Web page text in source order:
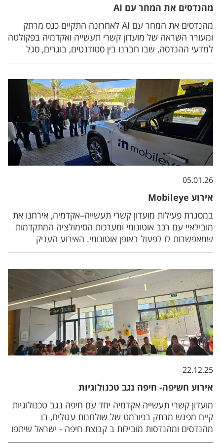
להנדסת חשמל ומחשבים באוניברסיטת בן־גוריון בנגב, על
שותפותם ותמיכתם בהפקת הכנס ובהפיכתו להצלחה.
מהנדסים את המחר עם AI
מהנדסים את המחר עם AI לאחרונה התקיים כנס מרתק
ומעורר השראה של מועדון קשרי תעשייה ואקדמיה בפקולטה
למדעי ההנדסה, שבו חברנו בין סטודנטים, בוגרים, סגל
אקדמי ונציגי תעשייה. נציגי החברות Intel, Elbit Systems
והטמעת מערכות בינה מלאכותית, ובסיום התקיים פאנל
מומחים מרתק בהנחיית ד"ר דן וילנצ'יק, שבו ניתנה הזדמנות
לשאול שאלות ולדון על העתיד של AI בהנדסה. התגובות היו
חיוביות מאוד – הסטודנטים למדו, השתתפו, שאלו שאלות
והראו עניין רב בתכנים ובפורמט. הצלחת הכנס מחזקת
אותנו ברצון להמשיך ולקדם יוזמות דומות, ולחבר בין
האקדמיה לתעשייה באופן משמעותי.
05.01.26
אירוע Mobileye
במסגרת פעילות מועדון קשרי תעשייה–אקדמיה, אירחנו את
מובילאיי עם רכב אוטונומי ומערכות הסימולציה המתקדמות
שמאפשרות לו לפעול באופן אוטונומי. האירוע העניק
לסטודנטים הזדמנות נדירה להתנסות מקרוב בטכנולוגיות
הסטודנטים קיבלו הצצה למערכות הסימולציה, שאלו שאלות
מעמיקות והשתתפו בדיונים מקצועיים על אתגרי ההנדסה
והחדשנות בתחום הרכב האוטונומי. האירוע חיזק את החיבור
בין האקדמיה לתעשייה, והדגיש את ההזדמנויות ללמוד באופן
ישיר מהחברות המובילות במשק. תודה רבה לצוות מובילאיי
על שיתוף הידע והחוויה המעשית, שהפכה את האירוע
לייחודי ומעורר השראה.
22.12.25
אירוע חשיפה- חיפה נגב טכנולוגיות
מועדון קשרי תעשייה אקדמיה יחד עם חיפה נגב טכנולוגיות
קיים מפגש מרתק בפורמט של שולחנות עגולים, בו
מהנדסים ומהנדסות מובילות ב קבוצת חיפה - ישראל שיתפו